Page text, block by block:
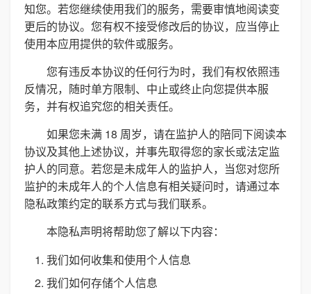
知您。若您继续使用我们的服务，需要审慎地阅读变
更后的协议。您有权不接受修改后的协议，应当停止
使用本应用提供的软件或服务。
您有违反本协议的任何行为时，我们有权依照违
反情况，随时单方限制、中止或终止向您提供本服
务，并有权追究您的相关责任。
如果您未满 18 周岁，请在监护人的陪同下阅读本
协议及其他上述协议，并事先取得您的家长或法定监
护人的同意。若您是未成年人的监护人，当您对您所
监护的未成年人的个人信息有相关疑问时，请通过本
隐私政策约定的联系方式与我们联系。
本隐私声明将帮助您了解以下内容：
我们如何收集和使用个人信息
我们如何存储个人信息